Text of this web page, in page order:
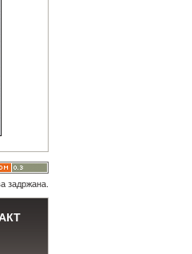
задржана.